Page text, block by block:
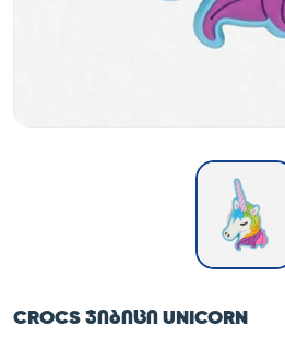
CROCS ᲯᲘᲑᲘᲪᲘ UNICORN